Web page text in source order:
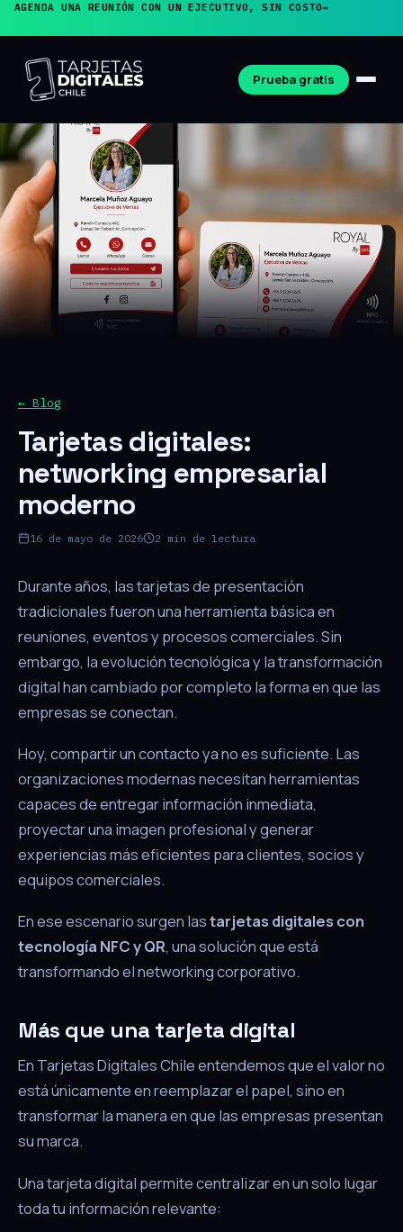
AGENDA UNA REUNIÓN CON UN EJECUTIVO, SIN COSTO→
Prueba gratis
← Blog
Tarjetas digitales:
networking empresarial
moderno
16 de mayo de 2026 2 min de lectura
Durante años, las tarjetas de presentación
tradicionales fueron una herramienta básica en
reuniones, eventos y procesos comerciales. Sin
embargo, la evolución tecnológica y la transformación
digital han cambiado por completo la forma en que las
empresas se conectan.
Hoy, compartir un contacto ya no es suficiente. Las
organizaciones modernas necesitan herramientas
capaces de entregar información inmediata,
proyectar una imagen profesional y generar
experiencias más eficientes para clientes, socios y
equipos comerciales.
En ese escenario surgen lastarjetas digitales con
tecnología NFC y QR, una solución que está
transformando el networking corporativo.
Más que una tarjeta digital
En Tarjetas Digitales Chile entendemos que el valor no
está únicamente en reemplazar el papel, sino en
transformar la manera en que las empresas presentan
su marca.
Una tarjeta digital permite centralizar en un solo lugar
toda tu información relevante: